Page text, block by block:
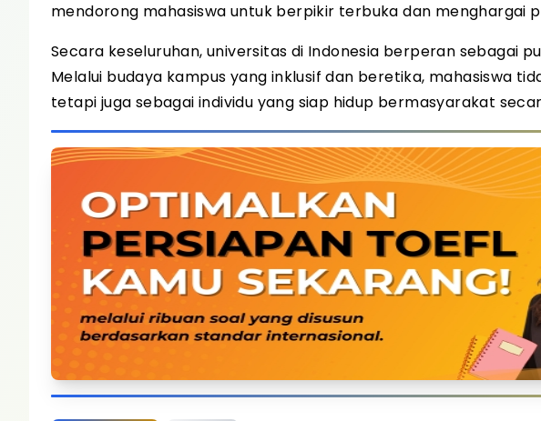
mendorong mahasiswa untuk berpikir terbuka dan menghargai
Secara keseluruhan, universitas di Indonesia berperan sebagai
Melalui budaya kampus yang inklusif dan beretika, mahasiswa
tetapi juga sebagai individu yang siap hidup bermasyarakat